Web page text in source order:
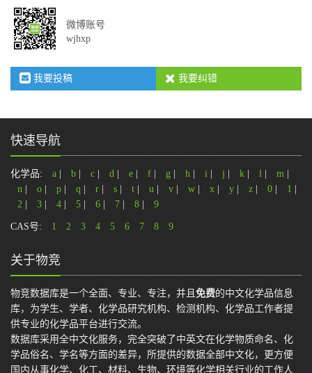
微博账号
wjhxp
我要投稿 我要纠错
快速导航
化学品: a b c d e f g h i j k l m
n
o p q r s t u v w x y z 0 1
2
3 4 5 6 7 8 9
CAS号: 1 2 3 4 5 6 7 8 9
关于物竞
物竞数据库是一个全面、专业、专注，并且 免费的中文化学品信息
库，为学生、学者、化学品研究机构、检测机构、化学品工作者提
供专业的化学品平台进行交流。
数据库采用全中文化服务，完全突破了中英文在化学物质命名、化
学品俗名、学名等方面的差异，所提供的数据全部中文化，更方便
国内从事化学、化工、材料、生物、环境等化学相关行业的工作人